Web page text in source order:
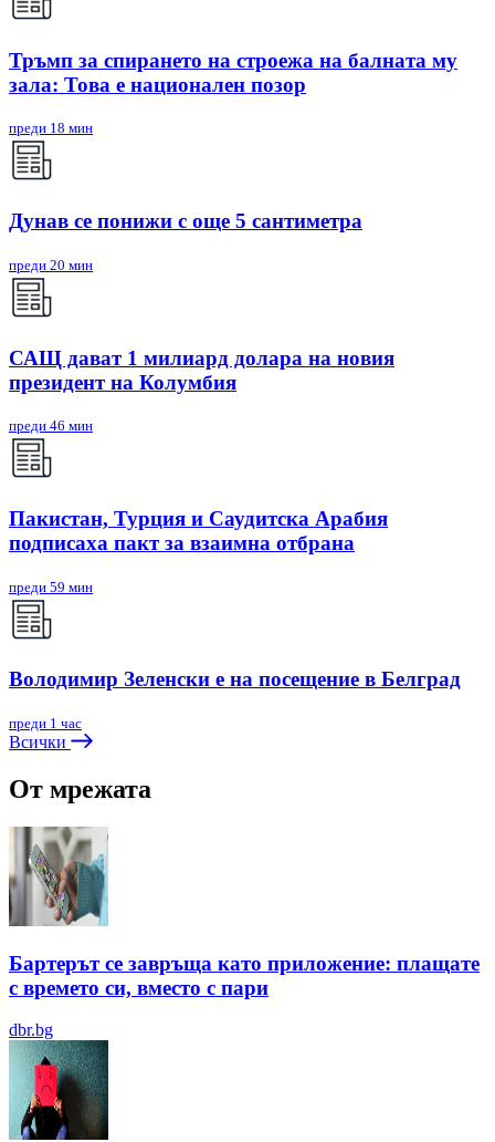
Тръмп за спирането на строежа на балната му
зала: Това е национален позор
преди 18 мин
Дунав се понижи с още 5 сантиметра
преди 20 мин
САЩ дават 1 милиард долара на новия
президент на Колумбия
преди 46 мин
Пакистан, Турция и Саудитска Арабия
подписаха пакт за взаимна отбрана
преди 59 мин
Володимир Зеленски е на посещение в Белград
преди 1 час
Всички
От мрежата
Бартерът се завръща като приложение: плащате
с времето си, вместо с пари
dbr.bg